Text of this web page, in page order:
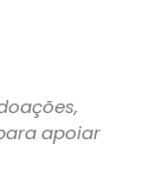
apoiar